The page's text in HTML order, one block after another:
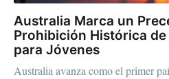
Australia Marca un
Prohibición Histórica de
para Jóvenes
Australia avanza como el primer